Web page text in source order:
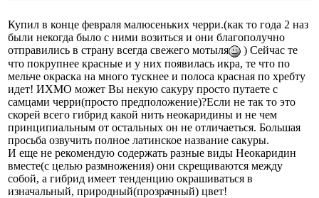
Купил в конце февраля малюсеньких черри.(как то года 2 наз
были некогда было с ними возиться и они благополучно
отправились в страну всегда свежего мотыля
) Сейчас те
что покрупнее красные и у них появилась икра, те что по
мельче окраска на много тускнее и полоса красная по хребту
идет! ИХМО может Вы некую сакуру просто путаете с
самцами черри(просто предположение)?Если не так то это
скорей всего гибрид какой нить неокаридины и не чем
принципиальным от остальных он не отличаеться. Большая
просьба озвучить полное латинское название сакуры.
И еще не рекомендую содержать разные виды Неокаридин
вместе(с целью размножения) они скрещиваются между
собой, а гибрид имеет тенденцию окрашиваться в
изначальный, природный(прозрачный) цвет!